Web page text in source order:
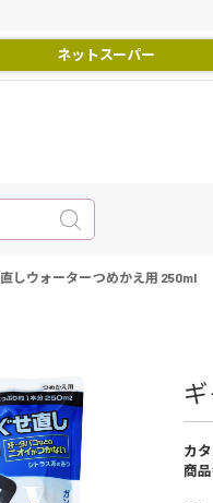
ネットスーパー
しウォーター つめかえ用 250ml
カ
商